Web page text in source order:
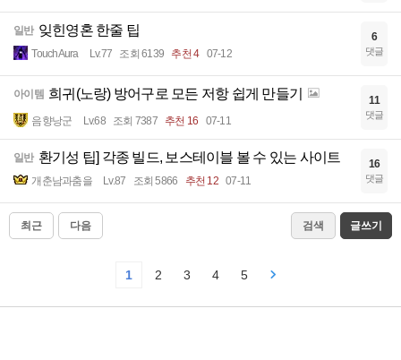
일반 잊힌영혼 한줄 팁
TouchAura Lv.77 조회 6139 추천 4 07-12
6
댓글
아이템 희귀(노랑) 방어구로 모든 저항 쉽게 만들기
음향낭군 Lv.68 조회 7387 추천 16 07-11
11
댓글
일반 환기성 팁] 각종 빌드, 보스테이블 볼 수 있는 사이트
개춘남과춤을 Lv.87 조회 5866 추천 12 07-11
16
댓글
최근 다음 검색 글쓰기
1 2 3 4 5